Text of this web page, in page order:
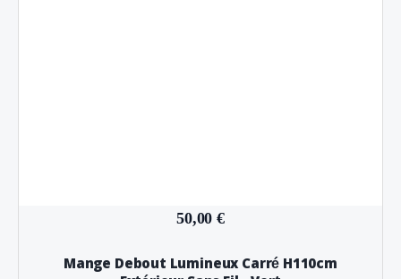
50,00 €
Mange Debout Lumineux Carré H110cm